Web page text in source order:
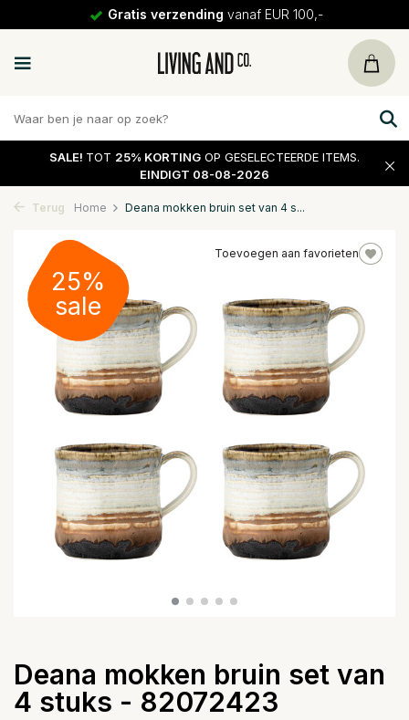
Gratis verzending vanaf EUR 100,-
SALE! TOT 25% KORTING OP GESELECTEERDE ITEMS.
EINDIGT 08-08-2026
Terug Home Deana mokken bruin set van 4 s...
Toevoegen aan favorieten
25%
sale
Deana mokken bruin set van
4 stuks - 82072423